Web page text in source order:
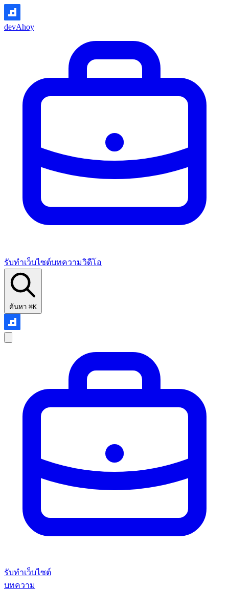
devAhoy
รับทำเว็บไซต์บทความวิดีโอ
ค้นหา ⌘K
รับทำเว็บไซต์
บทความ